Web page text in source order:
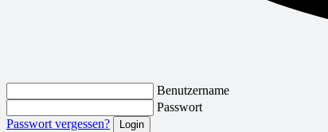
Benutzername
Passwort
Passwort vergessen?